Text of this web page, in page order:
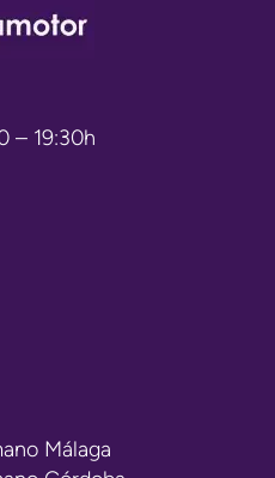
– 19:30h
Málaga